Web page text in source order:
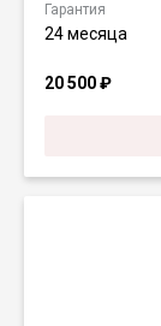
Гарантия
24 месяца
20 500₽